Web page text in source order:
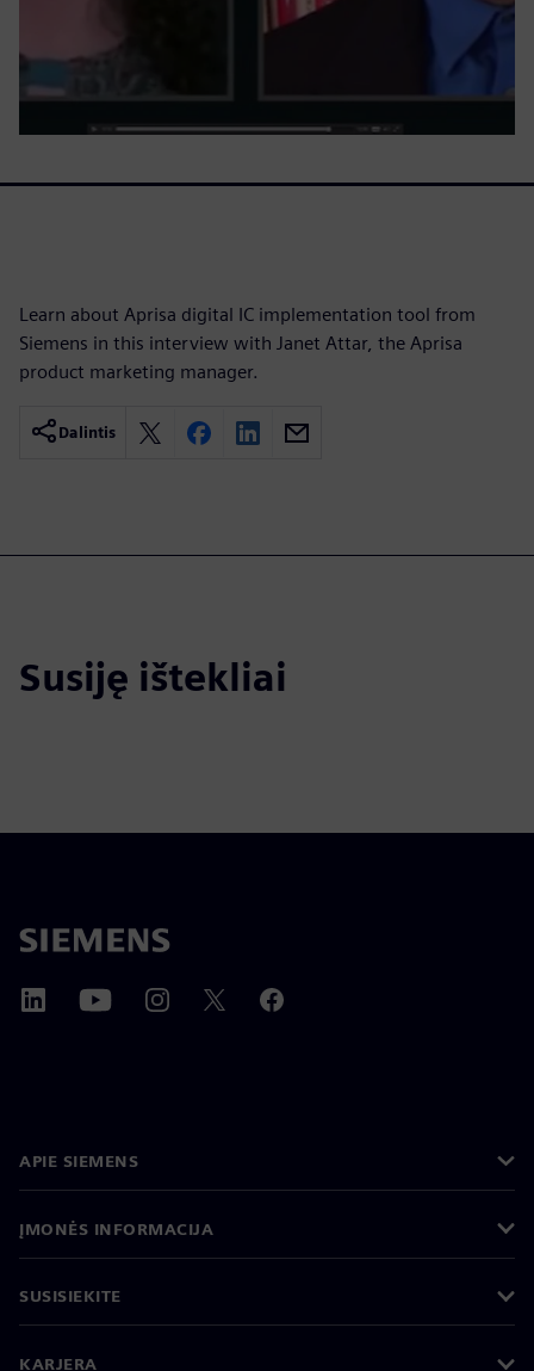
Learn about Aprisa digital IC implementation tool from
Siemens in this interview with Janet Attar, the Aprisa
product marketing manager.
Dalintis
Susiję ištekliai
APIE SIEMENS
ĮMONĖS INFORMACIJA
SUSISIEKITE
KARJERA